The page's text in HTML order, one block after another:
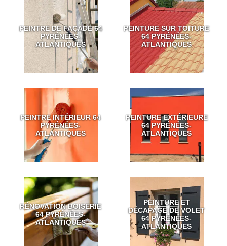
PEINTRE DE FAÇADE 64
PYRÉNÉES-
ATLANTIQUES
PEINTURE SUR TOITURE
64 PYRÉNÉES-
ATLANTIQUES
PEINTRE INTÉRIEUR 64
PYRÉNÉES-
ATLANTIQUES
PEINTURE EXTÉRIEURE
64 PYRÉNÉES-
ATLANTIQUES
RÉNOVATION BOISERIE
64 PYRÉNÉES-
ATLANTIQUES
PEINTURE ET
DÉCAPAGE DE VOLET
64 PYRÉNÉES-
ATLANTIQUES